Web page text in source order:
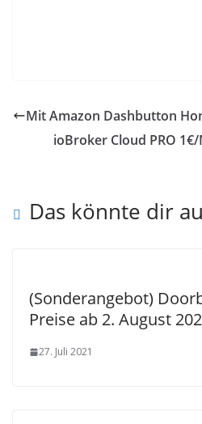
Mit Amazon Dashbutton
ioBroker Cloud PRO
Das könnte dir
(Sonderangebot)
Preise ab 2. August
27. Juli 2021